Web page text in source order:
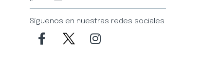
Síguenos en nuestras redes sociales